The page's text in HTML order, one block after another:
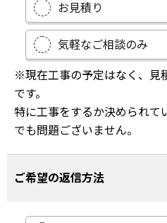
お見積り
気軽なご相談のみ
※現在工事の予定はなく、見
です。
特に工事をするか決められて
でも問題ございません。
ご希望の返信方法